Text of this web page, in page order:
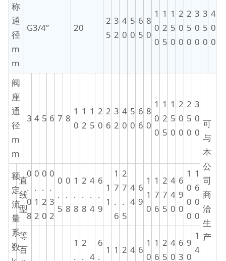
称
通
径
m
m
G3/4” 20
2
5
3
2
4
0
5
0
6
5
8
0
1
0
0
1
2
5
1
5
0
2
0
0
2
5
0
3
0
0
3
5
0
4
0
0
阀
座
通
径
m
m
3 4 5 6 7 8
1
0
1
2
1
5
2
0
2
6
3
2
4
0
5
0
6
6
8
0
1
0
0
1
2
5
1
5
0
2
0
0
2
5
0
3
0
0
可
与
本
公
司
商
洽
生
产
额
定
流
量
系
数
直
线
型
0
.
0
8
0
.
1
2
0
.
2
0
0
.
3
2
0
.
5
0
.
8
1
.
8
2
.
8
4
.
4
6
.
9
1
1
1
7
.
6
2
7
.
5
4
4
6
9
1
1
0
1
7
6
2
7
5
4
4
0
6
9
0
1
0
0
0
1
6
0
0
等
百
1
.
2
. 4
6
.
1 1 2 4 6
1
0
1
6
2
5
4
0
6
3
9
0
1
4